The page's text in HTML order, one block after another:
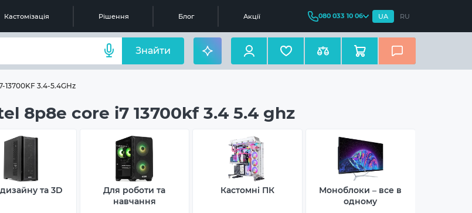
Кастомізація Рішення Блог Акції 080 033 10 06 UA RU
Знайти
3.4-5.4GHz
8p8e core i7 13700kf 3.4 5.4 ghz
та 3D
Для роботи та
навчання
Кастомні ПК
Моноблоки – все в
одному